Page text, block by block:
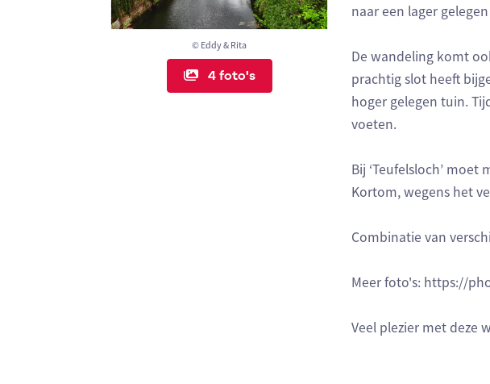
© Eddy & Rita
4 foto's
naar een lager
De wandeling komt
prachtig slot heeft
hoger gelegen tuin.
voeten.
Bij ‘Teufelsloch’
Kortom, wegens het
Combinatie van
Meer foto's: https://
Veel plezier met deze